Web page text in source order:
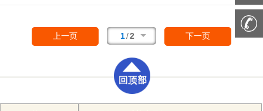
的高速数据处理,
车载多媒体晶振
传统单端输出,能减少信号衰减与串扰,提升设
备信号传输效率,7050封装的小巧尺寸,可灵活
融入紧凑的产品内部结构,兼顾性能与设计便利
性,助力消费电子产品实现轻薄化与高性能的平
上一页 1/2 下一页